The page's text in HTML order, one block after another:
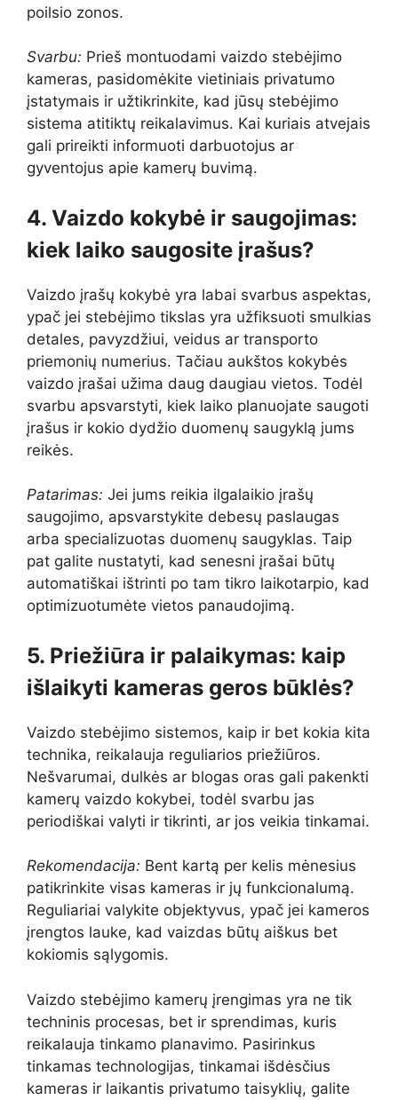
poilsio zonos.
Svarbu: Prieš montuodami vaizdo stebėjimo
kameras, pasidomėkite vietiniais privatumo
įstatymais ir užtikrinkite, kad jūsų stebėjimo
sistema atitiktų reikalavimus. Kai kuriais atvejais
gali prireikti informuoti darbuotojus ar
gyventojus apie kamerų buvimą.
4. Vaizdo kokybė ir saugojimas:
kiek laiko saugosite įrašus?
Vaizdo įrašų kokybė yra labai svarbus aspektas,
ypač jei stebėjimo tikslas yra užfiksuoti smulkias
detales, pavyzdžiui, veidus ar transporto
priemonių numerius. Tačiau aukštos kokybės
vaizdo įrašai užima daug daugiau vietos. Todėl
svarbu apsvarstyti, kiek laiko planuojate saugoti
įrašus ir kokio dydžio duomenų saugyklą jums
reikės.
Patarimas: Jei jums reikia ilgalaikio įrašų
saugojimo, apsvarstykite debesų paslaugas
arba specializuotas duomenų saugyklas. Taip
pat galite nustatyti, kad senesni įrašai būtų
automatiškai ištrinti po tam tikro laikotarpio, kad
optimizuotumėte vietos panaudojimą.
5. Priežiūra ir palaikymas: kaip
išlaikyti kameras geros būklės?
Vaizdo stebėjimo sistemos, kaip ir bet kokia kita
technika, reikalauja reguliarios priežiūros.
Nešvarumai, dulkės ar blogas oras gali pakenkti
kamerų vaizdo kokybei, todėl svarbu jas
periodiškai valyti ir tikrinti, ar jos veikia tinkamai.
Rekomendacija: Bent kartą per kelis mėnesius
patikrinkite visas kameras ir jų funkcionalumą.
Reguliariai valykite objektyvus, ypač jei kameros
įrengtos lauke, kad vaizdas būtų aiškus bet
kokiomis sąlygomis.
Vaizdo stebėjimo kamerų įrengimas yra ne tik
techninis procesas, bet ir sprendimas, kuris
reikalauja tinkamo planavimo. Pasirinkus
tinkamas technologijas, tinkamai išdėsčius
kameras ir laikantis privatumo taisyklių, galite